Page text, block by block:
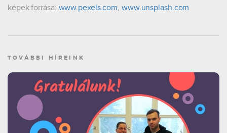
képek forrása: www.pexels.com, www.unsplash.com
TOVÁBBI HÍREINK